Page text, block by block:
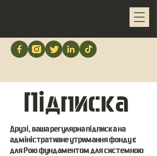
Підписка
Друзі, ваша регулярна підписка на
адміністративне утримання фонду є
для Рою фундаментом для системною